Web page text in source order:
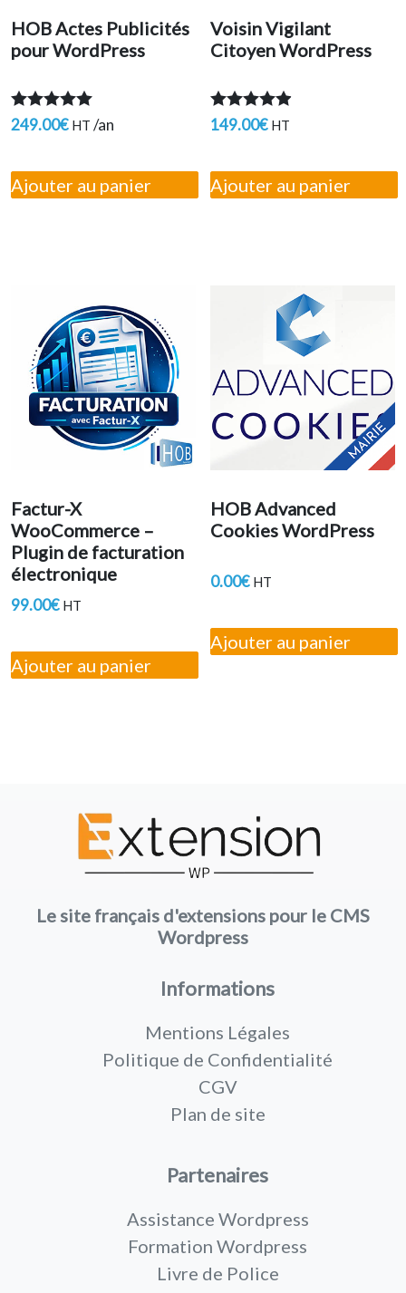
HOB Actes Publicités
pour WordPress
Note
249.00€ HT /an
Ajouter au panier
Voisin Vigilant
Citoyen WordPress
Note
149.00€ HT
Ajouter au panier
Factur-X
WooCommerce –
Plugin de facturation
électronique
99.00€ HT
Ajouter au panier
HOB Advanced
Cookies WordPress
0.00€ HT
Ajouter au panier
Le site français d'extensions pour le CMS
Wordpress
Informations
Mentions Légales
Politique de Confidentialité
CGV
Plan de site
Partenaires
Assistance Wordpress
Formation Wordpress
Livre de Police